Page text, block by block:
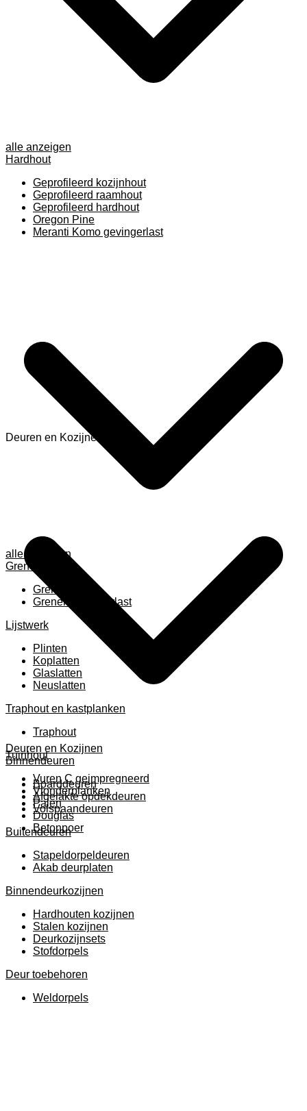
alle anzeigen
Hardhout
Geprofileerd kozijnhout
Geprofileerd raamhout
Geprofileerd hardhout
Oregon Pine
Meranti Komo gevingerlast
alle anzeigen
Grenen
Grenen B ruw
Grenen gevingerlast
Lijstwerk
Plinten
Koplatten
Glaslatten
Neuslatten
Traphout en kastplanken
Traphout
Tuinhout
Vuren C geimpregneerd
Vlonderplanken
Palen
Douglas
Betonpoer
Deuren en Kozijnen
Deuren en Kozijnen
Binnendeuren
Boarddeuren
Afgelakte opdekdeuren
Volspaandeuren
Buitendeuren
Stapeldorpeldeuren
Akab deurplaten
Binnendeurkozijnen
Hardhouten kozijnen
Stalen kozijnen
Deurkozijnsets
Stofdorpels
Deur toebehoren
Weldorpels